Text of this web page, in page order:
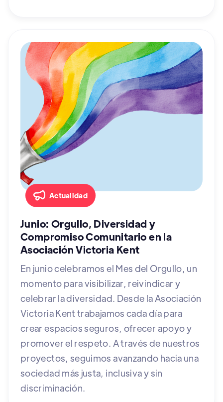
Actualidad
Junio: Orgullo, Diversidad y
Compromiso Comunitario en la
Asociación Victoria Kent
En junio celebramos el Mes del Orgullo, un
momento para visibilizar, reivindicar y
celebrar la diversidad. Desde la Asociación
Victoria Kent trabajamos cada día para
crear espacios seguros, ofrecer apoyo y
promover el respeto. A través de nuestros
proyectos, seguimos avanzando hacia una
sociedad más justa, inclusiva y sin
discriminación.